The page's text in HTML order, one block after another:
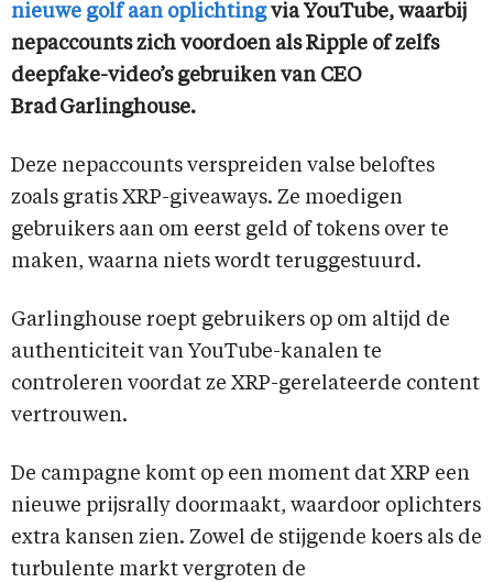
nieuwe golf aan oplichtingvia YouTube, waarbij
nepaccounts zich voordoen als Ripple of zelfs
deepfake-video’s gebruiken van CEO
Brad Garlinghouse.
Deze nepaccounts verspreiden valse beloftes
zoals gratis XRP-giveaways. Ze moedigen
gebruikers aan om eerst geld of tokens over te
maken, waarna niets wordt teruggestuurd.
Garlinghouse roept gebruikers op om altijd de
authenticiteit van YouTube-kanalen te
controleren voordat ze XRP-gerelateerde content
vertrouwen.
De campagne komt op een moment dat XRP een
nieuwe prijsrally doormaakt, waardoor oplichters
extra kansen zien. Zowel de stijgende koers als de
turbulente markt vergroten de